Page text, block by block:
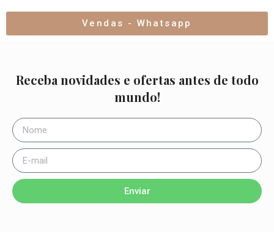
Vendas - Whatsapp
Receba novidades e ofertas antes de todo
mundo!
Enviar